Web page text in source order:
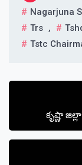
Nagarjuna
Trs ,
Tstc
Post
కృష్ణా